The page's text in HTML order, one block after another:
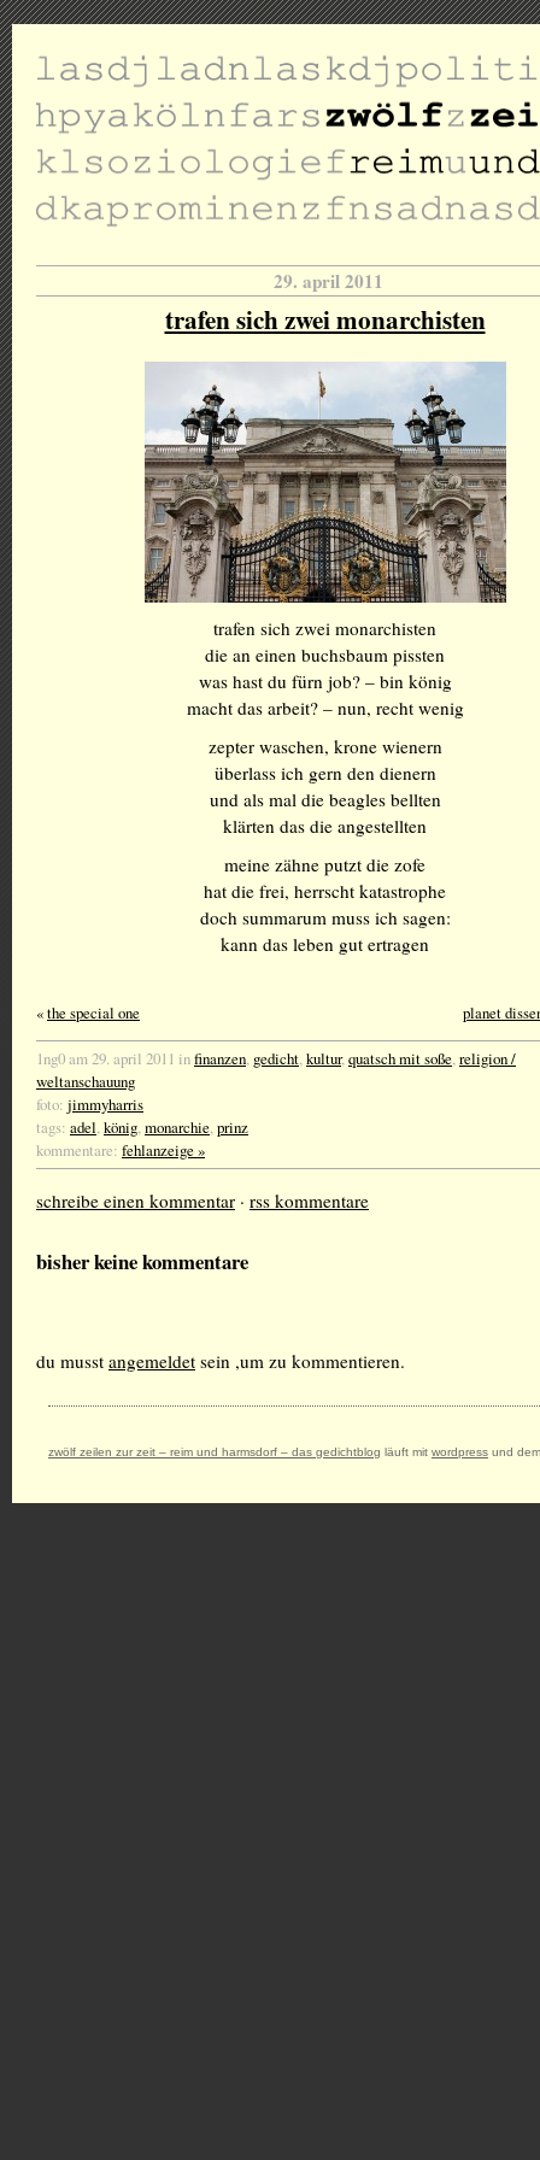
29. april 2011
trafen sich zwei monarchisten
trafen sich zwei monarchisten
die an einen buchsbaum pissten
was hast du fürn job? – bin könig
macht das arbeit? – nun, recht wenig
zepter waschen, krone wienern
überlass ich gern den dienern
und als mal die beagles bellten
klärten das die angestellten
meine zähne putzt die zofe
hat die frei, herrscht katastrophe
doch summarum muss ich sagen:
kann das leben gut ertragen
«the special one planet
1ng0 am 29. april 2011 infinanzen, gedicht,kultur,quatsch mit soße,religion /
weltanschauung
foto: jimmyharris
tags: adel,könig,monarchie,prinz
kommentare: fehlanzeige »
schreibe einen kommentar · rss kommentare
bisher keine kommentare
du musst angemeldet sein ,um zu kommentieren.
zwölf zeilen zur zeit – reim und harmsdorf – das gedichtblog läuft mit wordpress und